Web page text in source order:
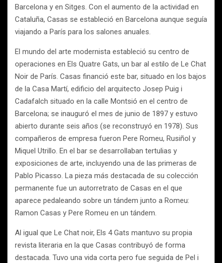
Barcelona y en Sitges. Con el aumento de la actividad en
Cataluña, Casas se estableció en Barcelona aunque seguía
viajando a París para los salones anuales.
El mundo del arte modernista estableció su centro de
operaciones en Els Quatre Gats, un bar al estilo de Le Chat
Noir de París. Casas financió este bar, situado en los bajos
de la Casa Martí, edificio del arquitecto Josep Puig i
Cadafalch situado en la calle Montsió en el centro de
Barcelona; se inauguró el mes de junio de 1897 y estuvo
abierto durante seis años (se reconstruyó en 1978). Sus
compañeros de empresa fueron Pere Romeu, Rusiñol y
Miquel Utrillo. En el bar se desarrollaban tertulias y
exposiciones de arte, incluyendo una de las primeras de
Pablo Picasso. La pieza más destacada de su colección
permanente fue un autorretrato de Casas en el que
aparece pedaleando sobre un tándem junto a Romeu:
Ramon Casas y Pere Romeu en un tándem.
Al igual que Le Chat noir, Els 4 Gats mantuvo su propia
revista literaria en la que Casas contribuyó de forma
destacada. Tuvo una vida corta pero fue seguida de Pel i